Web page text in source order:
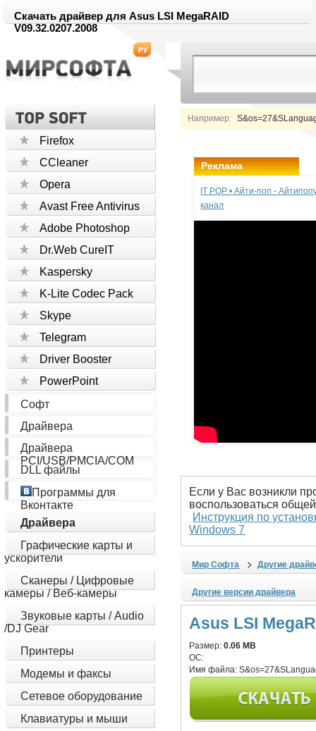
Скачать драйвер для Asus LSI MegaRAID
V09.32.0207.2008
Например:
Firefox
CCleaner
Opera
Avast Free Antivirus
Adobe Photoshop
Dr.Web CureIT
Kaspersky
K-Lite Codec Pack
Skype
Telegram
Driver Booster
PowerPoint
Софт
Драйвера
Драйвера
PCI/USB/PMCIA/COM
DLL файлы
Программы для
Вконтакте
Драйвера
Графические карты и
ускорители
Сканеры / Цифровые
камеры / Веб-камеры
Звуковые карты / Audio
/DJ Gear
Принтеры
Модемы и факсы
Сетевое оборудование
Клавиатуры и мыши
Реклама
IT POP • Айти-поп -
канал
Если у Вас возникли
воспользоваться
Инструкция по
Windows 7
Мир Софта Другие
Другие версии драйвера
Asus LSI
Размер:0.06 MB
ОС:
Имя файла: